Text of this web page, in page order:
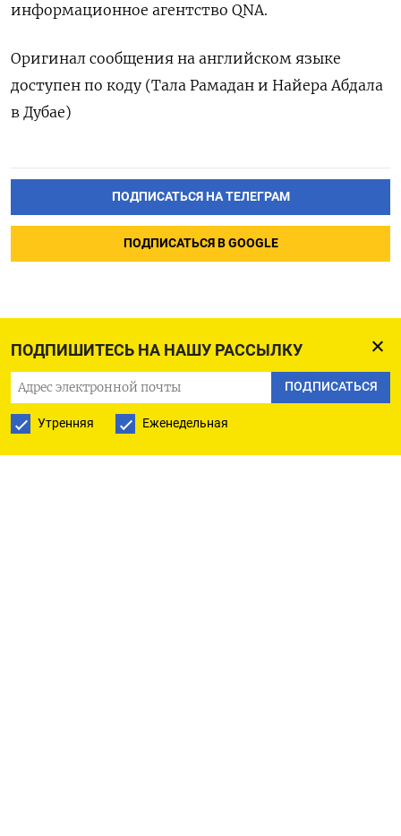
ПОДПИШИТЕСЬ НА НАШУ РАССЫЛКУ
ПОДПИСАТЬСЯ
Утренняя Еженедельная
информационное агентство QNA.
Оригинал сообщения на английском языке
доступен по коду (Тала Рамадан и Найера Абдала
в Дубае)
ПОДПИСАТЬСЯ НА ТЕЛЕГРАМ
ПОДПИСАТЬСЯ В GOOGLE